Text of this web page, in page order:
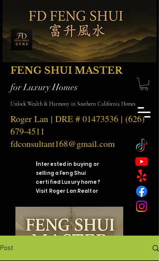
Roger Lan | DRE # 01473536 | (626)
679-4511
fdconsultant168@gmail.com
FENG SHUI MASTER
for Luxury Homes
Unlock Wealth & Harmony in Southern California Homes
Interested in buying or
selling a Feng Shui
certified Luxury home?
Visit Roger Lan Realtor
Post